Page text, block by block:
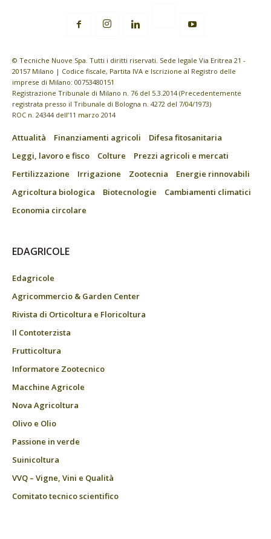
© Tecniche Nuove Spa. Tutti i diritti riservati. Sede legale Via Eritrea 21 -
20157 Milano | Codice fiscale, Partita IVA e Iscrizione al Registro delle
imprese di Milano: 00753480151
Registrazione Tribunale di Milano n. 76 del 5.3.2014 (Precedentemente
registrata presso il Tribunale di Bologna n. 4272 del 7/04/1973)
ROC n. 24344 dell’11 marzo 2014
Attualità Finanziamenti agricoli
Difesa fitosanitaria
Leggi, lavoro e fisco
Colture
Prezzi agricoli e mercati
Fertilizzazione
Irrigazione Zootecnia
Energie rinnovabili
Agricoltura biologica
Biotecnologie
Cambiamenti climatici
Economia circolare
EDAGRICOLE
Edagricole
Agricommercio & Garden Center
Rivista di Orticoltura e Floricoltura
Il Contoterzista
Frutticoltura
Informatore Zootecnico
Macchine Agricole
Nova Agricoltura
Olivo e Olio
Passione in verde
Suinicoltura
VVQ – Vigne, Vini e Qualità
Comitato tecnico scientifico